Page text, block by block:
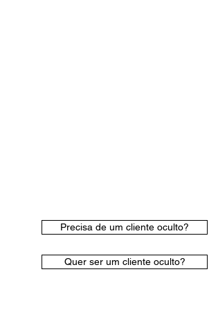
Precisa de um cliente oculto?
Quer ser um cliente oculto?